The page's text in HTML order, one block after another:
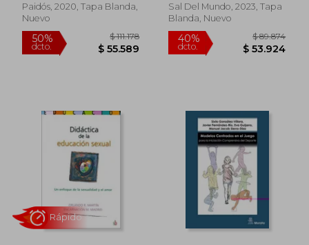
Paidós, 2020, Tapa Blanda,
Nuevo
Sal Del Mundo, 2023, Tapa
Blanda, Nuevo
40%
dcto.